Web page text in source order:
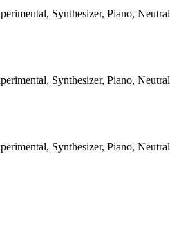
Synthesizer, Piano, Neutral
Synthesizer, Piano, Neutral
Synthesizer, Piano, Neutral